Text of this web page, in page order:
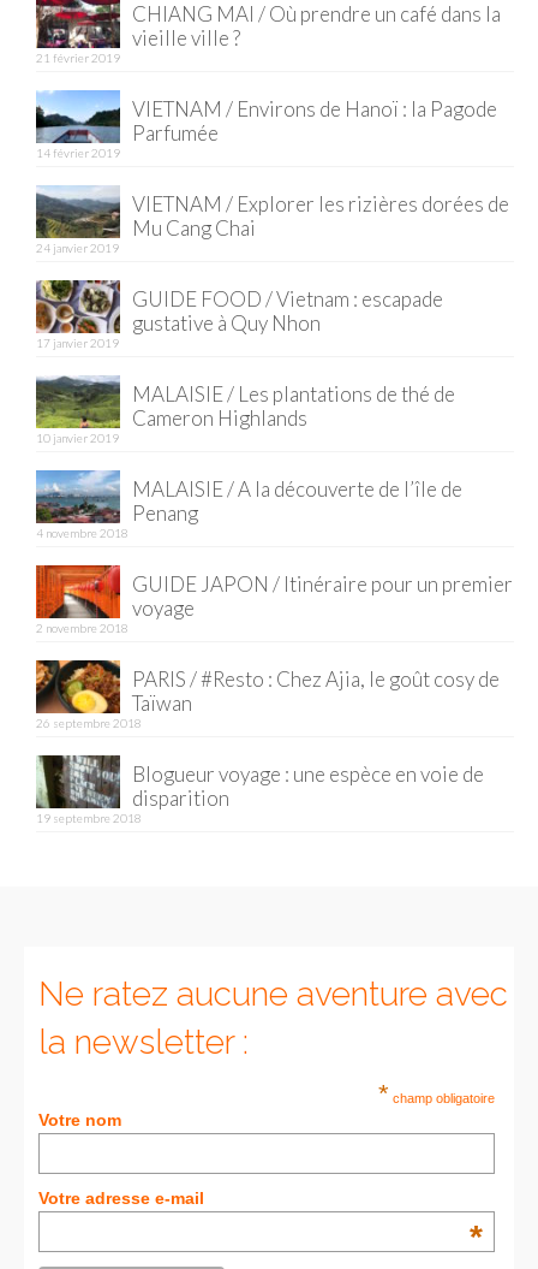
Hué
Mu Cang Chai
Quy Nhon
EUROPE
France
La Réunion
Paris
Poitou
Saint-Malo
Savoie
Allemagne
Berlin
Munich
Danemark
Royaume-Uni
ALLEMAGNE
– Berlin
CHIANG MAI / Où prendre un café dans la
vieille ville ?
21 février 2019
VIETNAM / Environs de Hanoï : la Pagode
Parfumée
14 février 2019
VIETNAM / Explorer les rizières dorées de
Mu Cang Chai
24 janvier 2019
GUIDE FOOD / Vietnam : escapade
gustative à Quy Nhon
17 janvier 2019
MALAISIE / Les plantations de thé de
Cameron Highlands
10 janvier 2019
MALAISIE / A la découverte de l’île de
Penang
4 novembre 2018
GUIDE JAPON / Itinéraire pour un premier
voyage
2 novembre 2018
PARIS / #Resto : Chez Ajia, le goût cosy de
Taïwan
26 septembre 2018
Blogueur voyage : une espèce en voie de
disparition
19 septembre 2018
Ne ratez aucune aventure avec
la newsletter :
* champ obligatoire
Votre nom
Votre adresse e-mail
*